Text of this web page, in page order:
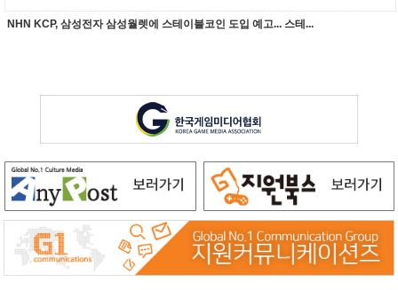
NHN KCP, 삼성전자 삼성월렛에 스테이블코인 도입 예고... 스테...